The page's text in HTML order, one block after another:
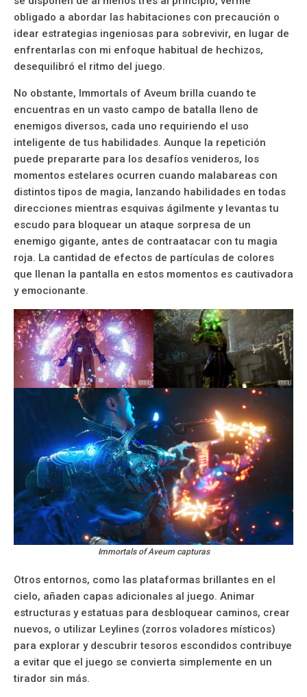
obligado a abordar las habitaciones con precaución o
idear estrategias ingeniosas para sobrevivir, en lugar de
enfrentarlas con mi enfoque habitual de hechizos,
desequilibró el ritmo del juego.
No obstante, Immortals of Aveum brilla cuando te
encuentras en un vasto campo de batalla lleno de
enemigos diversos, cada uno requiriendo el uso
inteligente de tus habilidades. Aunque la repetición
puede prepararte para los desafíos venideros, los
momentos estelares ocurren cuando malabareas con
distintos tipos de magia, lanzando habilidades en todas
direcciones mientras esquivas ágilmente y levantas tu
escudo para bloquear un ataque sorpresa de un
enemigo gigante, antes de contraatacar con tu magia
roja. La cantidad de efectos de partículas de colores
que llenan la pantalla en estos momentos es cautivadora
y emocionante.
Immortals of Aveum capturas
Otros entornos, como las plataformas brillantes en el
cielo, añaden capas adicionales al juego. Animar
estructuras y estatuas para desbloquear caminos, crear
nuevos, o utilizar Leylines (zorros voladores místicos)
para explorar y descubrir tesoros escondidos contribuye
a evitar que el juego se convierta simplemente en un
tirador sin más.